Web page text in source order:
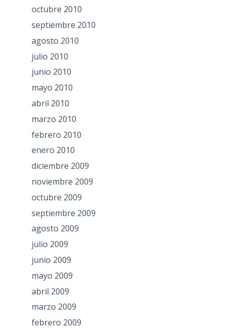
octubre 2010
septiembre 2010
agosto 2010
julio 2010
junio 2010
mayo 2010
abril 2010
marzo 2010
febrero 2010
enero 2010
diciembre 2009
noviembre 2009
octubre 2009
septiembre 2009
agosto 2009
julio 2009
junio 2009
mayo 2009
abril 2009
marzo 2009
febrero 2009